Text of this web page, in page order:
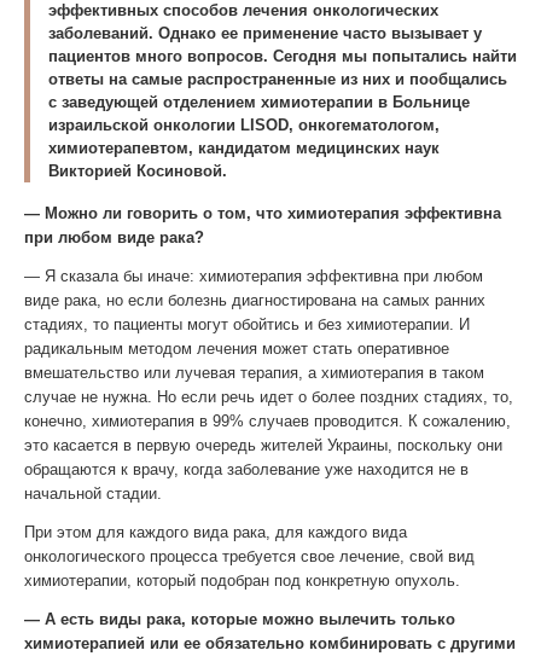
эффективных способов лечения онкологических
заболеваний. Однако ее применение часто вызывает у
пациентов много вопросов. Сегодня мы попытались найти
ответы на самые распространенные из них и пообщались
с заведующей отделением химиотерапии в Больнице
израильской онкологии LISOD, онкогематологом,
химиотерапевтом, кандидатом медицинских наук
Викторией Косиновой.
— Можно ли говорить о том, что химиотерапия эффективна
при любом виде рака?
— Я сказала бы иначе: химиотерапия эффективна при любом
виде рака, но если болезнь диагностирована на самых ранних
стадиях, то пациенты могут обойтись и без химиотерапии. И
радикальным методом лечения может стать оперативное
вмешательство или лучевая терапия, а химиотерапия в таком
случае не нужна. Но если речь идет о более поздних стадиях, то,
конечно, химиотерапия в 99% случаев проводится. К сожалению,
это касается в первую очередь жителей Украины, поскольку они
обращаются к врачу, когда заболевание уже находится не в
начальной стадии.
При этом для каждого вида рака, для каждого вида
онкологического процесса требуется свое лечение, свой вид
химиотерапии, который подобран под конкретную опухоль.
— А есть виды рака, которые можно вылечить только
химиотерапией или ее обязательно комбинировать с другими